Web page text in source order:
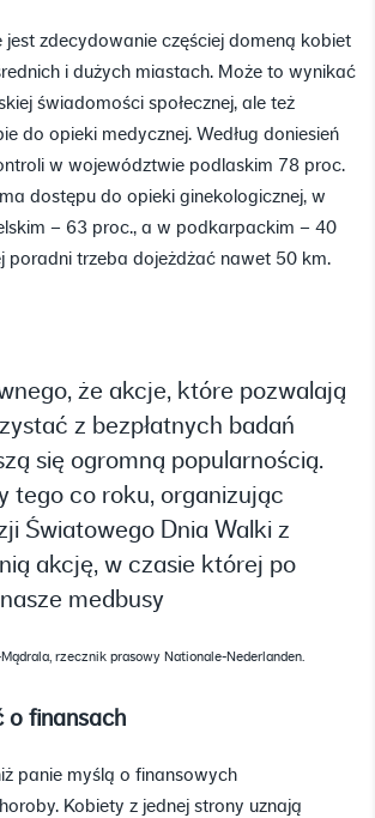
jest zdecydowanie częściej domeną kobiet
i dużych miastach. Może to wynikać
świadomości społecznej, ale też
do opieki medycznej. Według doniesień
w województwie podlaskim 78 proc.
dostępu do opieki ginekologicznej, w
– 63 proc., a w podkarpackim – 40
poradni trzeba dojeżdżać nawet 50 km.
że akcje, które pozwalają
z bezpłatnych badań
się ogromną popularnością.
tego co roku, organizując
Światowego Dnia Walki z
akcję, w czasie której po
medbusy
rzecznik prasowy Nationale-Nederlanden.
o finansach
panie myślą o finansowych
Kobiety z jednej strony uznają